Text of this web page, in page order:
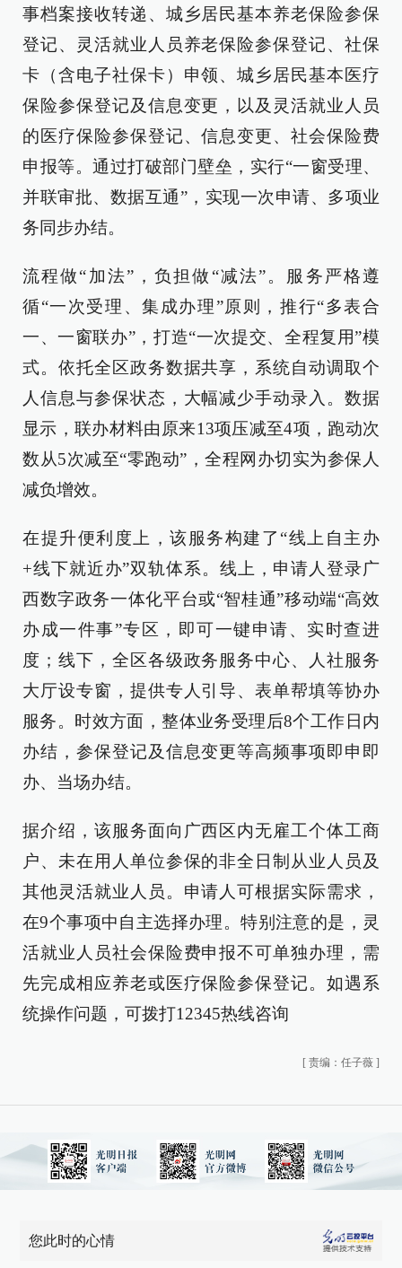
事档案接收转递、城乡居民基本养老保险参保
登记、灵活就业人员养老保险参保登记、社保
卡（含电子社保卡）申领、城乡居民基本医疗
保险参保登记及信息变更，以及灵活就业人员
的医疗保险参保登记、信息变更、社会保险费
申报等。通过打破部门壁垒，实行“一窗受理、
并联审批、数据互通”，实现一次申请、多项业
务同步办结。
流程做“加法”，负担做“减法”。服务严格遵
循“一次受理、集成办理”原则，推行“多表合
一、一窗联办”，打造“一次提交、全程复用”模
式。依托全区政务数据共享，系统自动调取个
人信息与参保状态，大幅减少手动录入。数据
显示，联办材料由原来13项压减至4项，跑动次
数从5次减至“零跑动”，全程网办切实为参保人
减负增效。
在提升便利度上，该服务构建了“线上自主办
+线下就近办”双轨体系。线上，申请人登录广
西数字政务一体化平台或“智桂通”移动端“高效
办成一件事”专区，即可一键申请、实时查进
度；线下，全区各级政务服务中心、人社服务
大厅设专窗，提供专人引导、表单帮填等协办
服务。时效方面，整体业务受理后8个工作日内
办结，参保登记及信息变更等高频事项即申即
办、当场办结。
据介绍，该服务面向广西区内无雇工个体工商
户、未在用人单位参保的非全日制从业人员及
其他灵活就业人员。申请人可根据实际需求，
在9个事项中自主选择办理。特别注意的是，灵
活就业人员社会保险费申报不可单独办理，需
先完成相应养老或医疗保险参保登记。如遇系
统操作问题，可拨打12345热线咨询
[ 责编：任子薇 ]
您此时的心情